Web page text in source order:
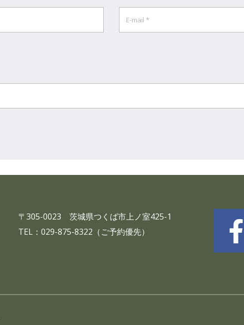
〒305-0023 茨城県つくば市上ノ室425-1
TEL：029-875-8322（ご予約優先）